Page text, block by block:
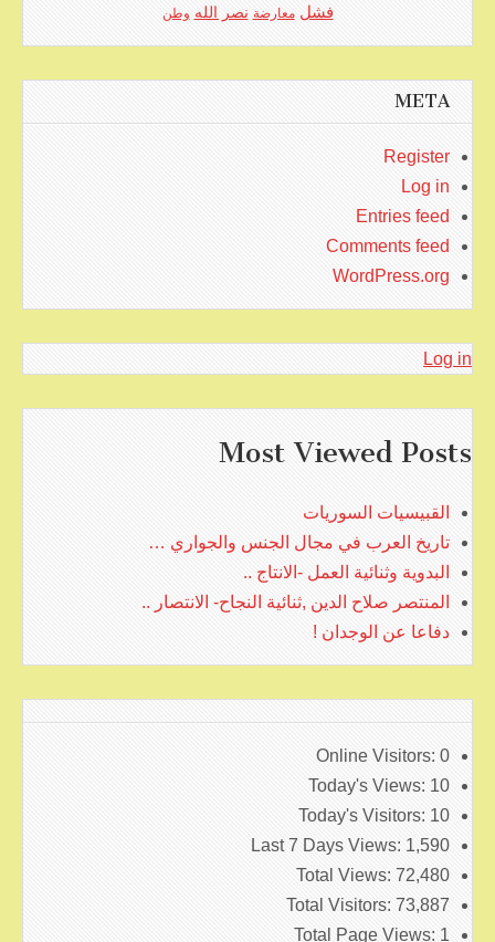
فشل معارضة نصر الله وطن
META
Register
Log in
Entries feed
Comments feed
WordPress.org
Log in
Most Viewed Posts
القبيسيات السوريات
تاريخ العرب في مجال الجنس والجواري …
البدوية وثنائية العمل -الانتاج ..
المنتصر صلاح الدين ,ثنائية النجاح- الانتصار ..
دفاعا عن الوجدان !
Online Visitors: 0
Today's Views: 10
Today's Visitors: 10
Last 7 Days Views: 1,590
Total Views: 72,480
Total Visitors: 73,887
Total Page Views: 1